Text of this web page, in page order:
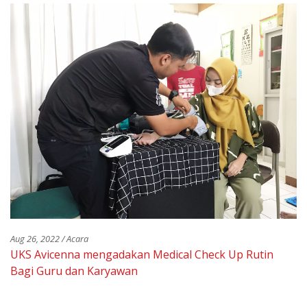
Aug 26, 2022 / Acara
UKS Avicenna mengadakan Medical Check Up Rutin
Bagi Guru dan Karyawan